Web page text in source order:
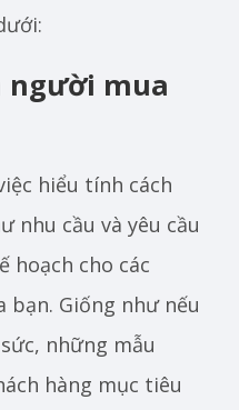
người mua
hiểu tính cách
nhu cầu và yêu cầu
hoạch cho các
bạn. Giống như nếu
những mẫu
hàng mục tiêu